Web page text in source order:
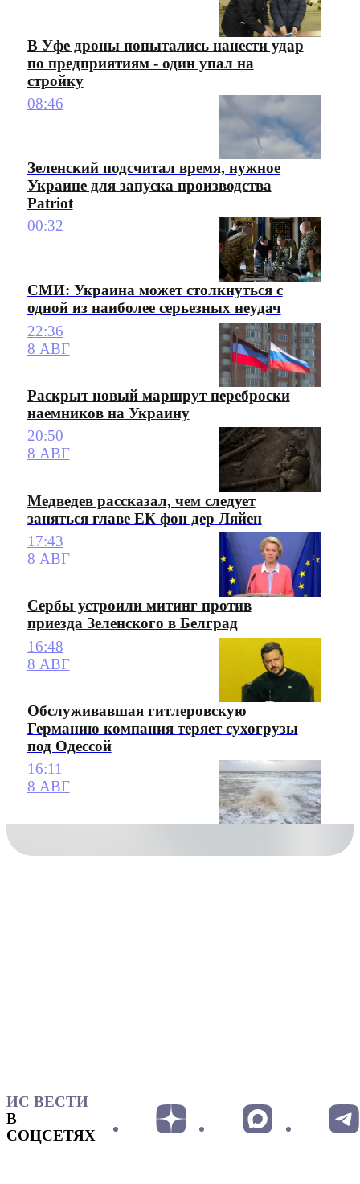
В Уфе дроны попытались нанести удар
по предприятиям - один упал на
стройку
08:46
Зеленский подсчитал время, нужное
Украине для запуска производства
Patriot
00:32
СМИ: Украина может столкнуться с
одной из наиболее серьезных неудач
22:36
8 АВГ
Раскрыт новый маршрут переброски
наемников на Украину
20:50
8 АВГ
Медведев рассказал, чем следует
заняться главе ЕК фон дер Ляйен
17:43
8 АВГ
Сербы устроили митинг против
приезда Зеленского в Белград
16:48
8 АВГ
Обслуживавшая гитлеровскую
Германию компания теряет сухогрузы
под Одессой
16:11
8 АВГ
ИС ВЕСТИ
В
СОЦСЕТЯХ